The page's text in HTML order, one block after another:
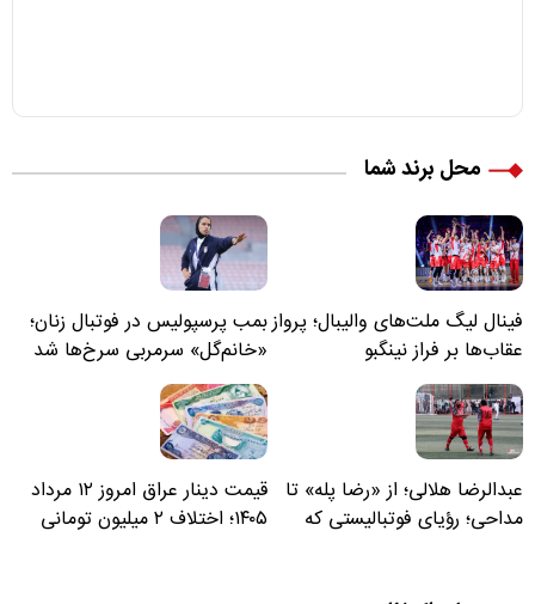
محل برند شما
فینال لیگ ملت‌های والیبال؛ پرواز
عقاب‌ها بر فراز نینگبو
بمب پرسپولیس در فوتبال زنان؛
«خانم‌گل» سرمربی سرخ‌ها شد
عبدالرضا هلالی؛ از «رضا پله» تا
مداحی؛ رؤیای فوتبالیستی که
قیمت دینار عراق امروز ۱۲ مرداد
۱۴۰۵؛ اختلاف ۲ میلیون تومانی